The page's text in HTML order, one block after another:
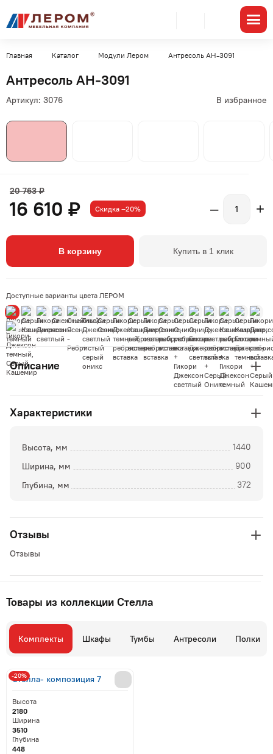
Главная Каталог Модули Лером Антресоль АН-3091
Антресоль АН-3091
Артикул: 3076 В избранное
Доступные варианты цвета ЛЕРОМ
20 763 ₽
16 610 ₽ Скидка –20% – +
В корзину Купить в 1 клик
Описание
Характеристики
Высота, мм 1440
Ширина, мм 900
Глубина, мм 372
Отзывы
Отзывы
Товары из коллекции Стелла
Комплекты Шкафы Тумбы Антресоли Полки
Стелла- композиция 7
Высота
2180
Ширина
3510
Глубина
448
-20%